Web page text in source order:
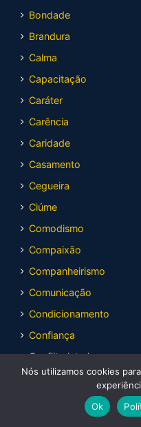
Bondade
Brandura
Calma
Capacitação
Caráter
Carência
Caridade
Casamento
Cegueira
Ciúme
Comodismo
Compaixão
Companheirismo
Comunicação
Condicionamento
Confiança
Conflito interior
Conformismo
Nós utilizamos cookies
Ok